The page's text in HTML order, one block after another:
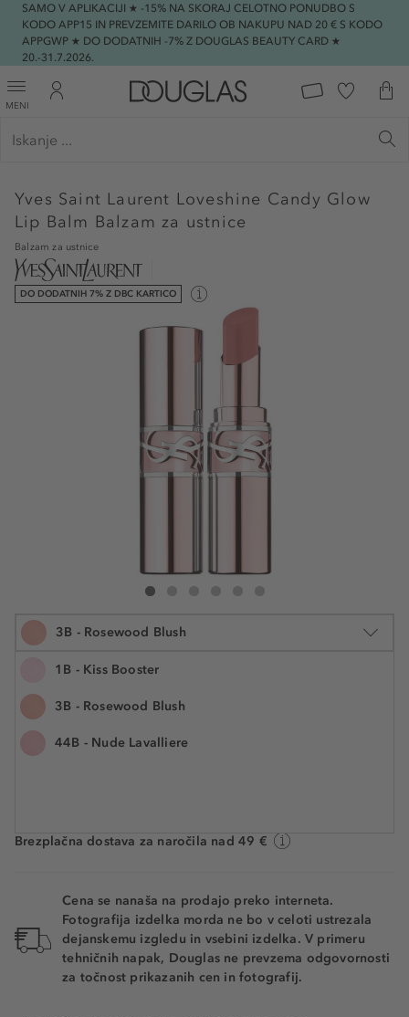
SAMO V APLIKACIJI ★ -15% NA SKORAJ CELOTNO PONUDBO S
KODO APP15 IN PREVZEMITE DARILO OB NAKUPU NAD 20 € S KODO
APPGWP ★ DO DODATNIH -7% Z DOUGLAS BEAUTY CARD ★
20.-31.7.2026.
MENI
Yves Saint Laurent Loveshine Candy Glow
Lip Balm Balzam za ustnice
Balzam za ustnice
DO DODATNIH 7% Z DBC KARTICO
Yves Saint Laurent Loveshine Candy Glow Lip Balm
3B - Rosewood Blush
1B - Kiss Booster
3B - Rosewood Blush
44B - Nude Lavalliere
3.1 g
Brezplačna dostava za naročila nad 49 €
Cena se nanaša na prodajo preko interneta.
Fotografija izdelka morda ne bo v celoti ustrezala
dejanskemu izgledu in vsebini izdelka. V primeru
tehničnih napak, Douglas ne prevzema odgovornosti
za točnost prikazanih cen in fotografij.